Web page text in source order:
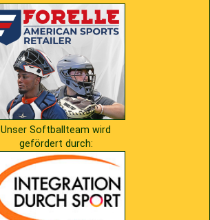
Unser Softballteam wird
gefördert durch: